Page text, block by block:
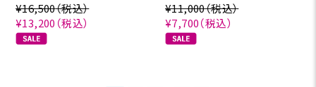
¥16,500（税込）
¥13,200 （税込）
¥11,000（税込）
¥7,700（税込）